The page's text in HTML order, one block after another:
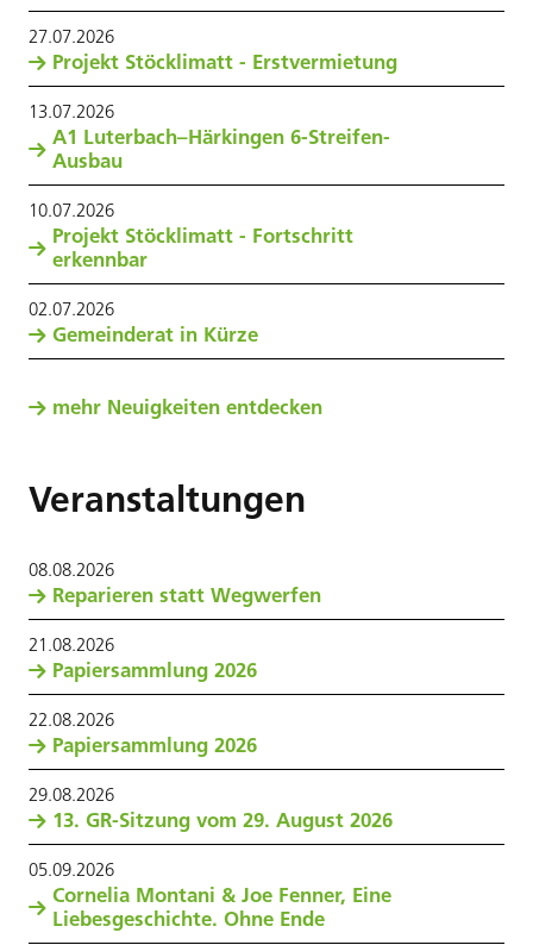
27.07.2026
Projekt Stöcklimatt - Erstvermietung
13.07.2026
A1 Luterbach–Härkingen 6-Streifen-
Ausbau
10.07.2026
Projekt Stöcklimatt - Fortschritt
erkennbar
02.07.2026
Gemeinderat in Kürze
mehr Neuigkeiten entdecken
Veranstaltungen
08.08.2026
Reparieren statt Wegwerfen
21.08.2026
Papiersammlung 2026
22.08.2026
Papiersammlung 2026
29.08.2026
13. GR-Sitzung vom 29. August 2026
05.09.2026
Cornelia Montani & Joe Fenner, Eine
Liebesgeschichte. Ohne Ende